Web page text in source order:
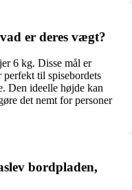
er deres vægt?
6 kg. Disse mål er
perfekt til spisebordets
Den ideelle højde kan
det nemt for personer
bordpladen,